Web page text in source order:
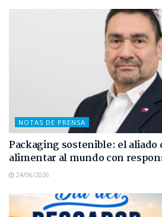
NOTAS DE PRENSA
Packaging sostenible: el aliado
alimentar al mundo con
24/06/2026